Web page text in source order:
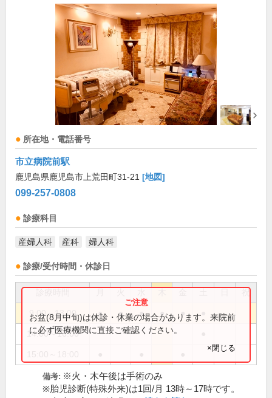
所在地・電話番号
市立病院前駅
鹿児島県鹿児島市上荒田町31-21 [地図]
099-257-0808
診療科目
産婦人科 産科 婦人科
診療/受付時間・休診日
祝
9:00～13:00 ● ● ● ● ●
14:00～16:00
お盆(8月中旬)は休診・休業の場合があります。来院前
に必ず医療機関に直接ご確認ください。
×閉じる
備考: ※火・木午後は手術のみ
※胎児診断(特殊外来)は1回/月 13時～17時です。